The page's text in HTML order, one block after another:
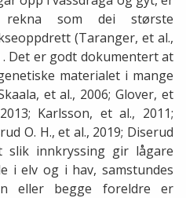
rekna som dei største
(Taranger, et al.,
. Det er godt dokumentert at
materialet i mange
et al., 2006; Glover, et
Karlsson, et al., 2011;
O. H., et al., 2019; Diserud
slik innkryssing gir lågare
i elv og i hav, samstundes
eller begge foreldre er